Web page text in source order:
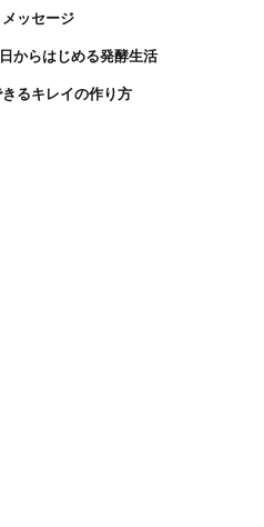
ッセージ
からはじめる発酵生活
るキレイの作り方